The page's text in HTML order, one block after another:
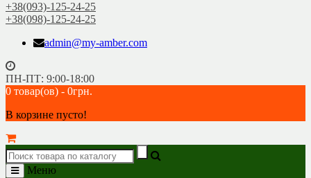
+38(093)-125-24-25
+38(098)-125-24-25
admin@my-amber.com
ПН-ПТ: 9:00-18:00
0 товар(ов) - 0грн.
В корзине пусто!
Меню